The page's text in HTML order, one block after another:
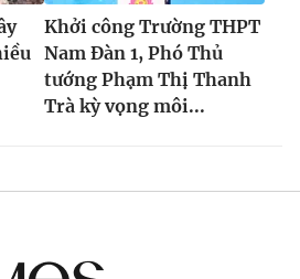
Khởi công Trường THPT
Nam Đàn 1, Phó Thủ
tướng Phạm Thị Thanh
Trà kỳ vọng môi...